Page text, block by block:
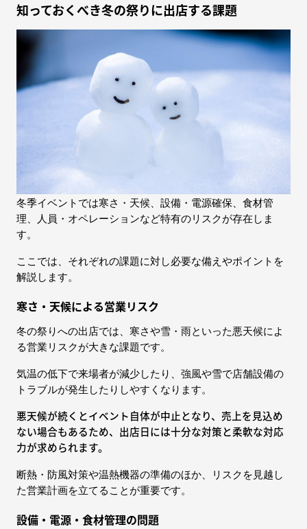
知っておくべき冬の祭りに出店する課題
冬季イベントでは寒さ・天候、設備・電源確保、食材管
理、人員・オペレーションなど特有のリスクが存在しま
す。
ここでは、それぞれの課題に対し必要な備えやポイントを
解説します。
寒さ・天候による営業リスク
冬の祭りへの出店では、寒さや雪・雨といった悪天候によ
る営業リスクが大きな課題です。
気温の低下で来場者が減少したり、強風や雪で店舗設備の
トラブルが発生したりしやすくなります。
悪天候が続くとイベント自体が中止となり、売上を見込め
ない場合もあるため、出店日には十分な対策と柔軟な対応
力が求められます。
断熱・防風対策や温熱機器の準備のほか、リスクを見越し
た営業計画を立てることが重要です。
設備・電源・食材管理の問題